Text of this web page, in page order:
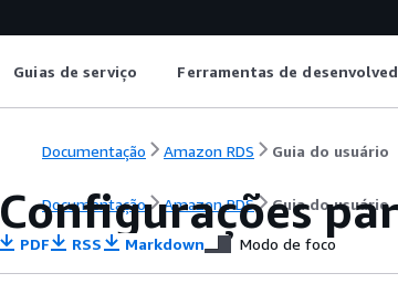
Guias de serviço Ferramentas de
Documentação Amazon RDS Guia do usuário
Documentação Amazon RDS Guia do usuário
Configurações
PDF RSS Markdown Modo de foco